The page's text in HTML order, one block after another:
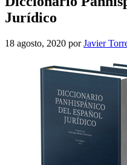
Jurídico
18 agosto, 2020 porJavier